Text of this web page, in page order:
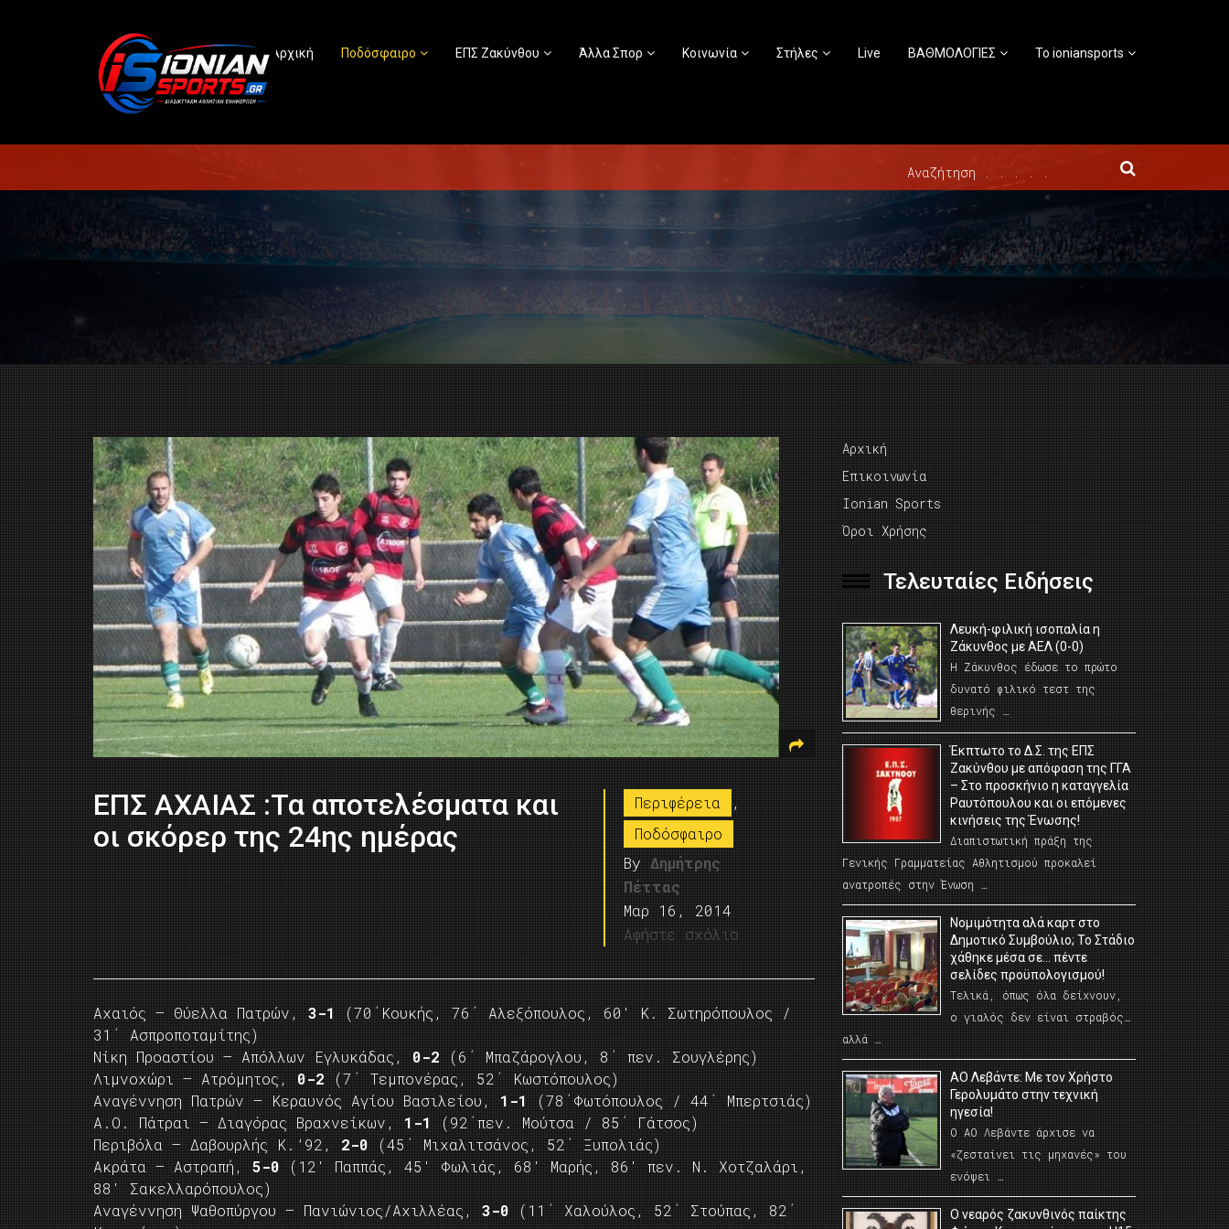
Αρχική Ποδόσφαιρο ΕΠΣ Ζακύνθου Άλλα Σπορ Κοινωνία Στήλες Live ΒΑΘΜΟΛΟΓΙΕΣ Το ioniansports
ΕΠΣ ΑΧΑΙΑΣ :Τα αποτελέσματα και
οι σκόρερ της 24ης ημέρας
Περιφέρεια
,
Ποδόσφαιρο
By Δημήτρης
Πέττας
Μαρ 16, 2014
Αφήστε σχόλιο
Αχαιός – Θύελλα Πατρών, 3-1
(70΄Koυκής, 76΄ Αλεξόπουλος, 60′ Κ. Σωτηρόπουλος /
31΄ Ασπροποταμίτης)
Νίκη Προαστίου – Απόλλων Εγλυκάδας, 0-2 (6΄ Μπαζάρογλου, 8΄ πεν. Σουγλέρης)
Λιμνοχώρι – Ατρόμητος, 0-2 (7΄ Τεμπονέρας, 52΄ Κωστόπουλος)
Αναγέννηση Πατρών – Κεραυνός Αγίου Βασιλείου, 1-1
(78΄Φωτόπουλος / 44΄ Μπερτσιάς)
Α.Ο. Πάτραι – Διαγόρας Βραχνείκων, 1-1
(92΄πεν. Μούτσα / 85΄ Γάτσος)
Περιβόλα – Δαβουρλής Κ.’92, 2-0 (45΄ Μιχαλιτσάνος, 52΄ Ξυπολιάς)
Ακράτα – Αστραπή,
5-0 (12′ Παππάς, 45′ Φωλιάς, 68′ Μαρής, 86′ πεν. Ν. Χοτζαλάρι,
88′ Σακελλαρόπουλος)
Αναγέννηση Ψαθοπύργου – Πανιώνιος/Αχιλλέας, 3-0 (11΄ Χαλούλος, 52΄ Στούπας, 82΄
Αρχική
Επικοινωνία
Ionian Sports
Όροι Χρήσης
Τελευταίες Ειδήσεις
Λευκή-φιλική ισοπαλία η
Ζάκυνθος με ΑΕΛ (0-0)
Η Ζάκυνθος έδωσε το πρώτο
δυνατό φιλικό τεστ της
θερινής …
Έκπτωτο το Δ.Σ. της ΕΠΣ
Ζακύνθου με απόφαση της ΓΓΑ
– Στο προσκήνιο η καταγγελία
Ραυτόπουλου και οι επόμενες
κινήσεις της Ένωσης!
Διαπιστωτική πράξη της
Γενικής Γραμματείας Αθλητισμού προκαλεί
ανατροπές στην Ένωση …
Νομιμότητα αλά καρτ στο
Δημοτικό Συμβούλιο; Το Στάδιο
χάθηκε μέσα σε… πέντε
σελίδες προϋπολογισμού!
Τελικά, όπως όλα δείχνουν,
ο γιαλός δεν είναι στραβός…
αλλά …
ΑΟ Λεβάντε: Με τον Χρήστο
Γερολυμάτο στην τεχνική
ηγεσία!
Ο ΑΟ Λεβάντε άρχισε να
«ζεσταίνει τις μηχανές» του
ενόψει …
O νεαρός ζακυνθινός παίκτης